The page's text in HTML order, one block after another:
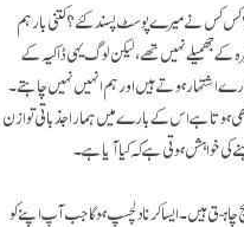
کس کس نے میرے پوسٹ پسند کئے؟ کتنی بار ہم
کے جھمیلے نہیں تھے، لیکن لوگ یہی ڈاکیہ کے
اشتہار ہوتے ہیں اور ہم انہیں نہیں چاہتے۔
بھی ہوتا ہے اس کے بارے میں ہمارا جذباتی توازن
خواہش ہوتی ہے کہ کیا آیا ہے ۔
ہیں۔ ایسا کرنا دلچسپ ہو گا جب آپ اپنے کو